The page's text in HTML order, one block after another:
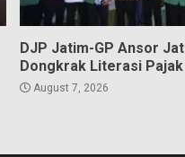
DJP Jatim-GP Ansor
Dongkrak Literasi Pajak
August 7, 2026